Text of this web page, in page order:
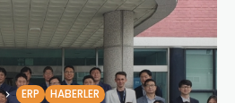
ERP HABERLER